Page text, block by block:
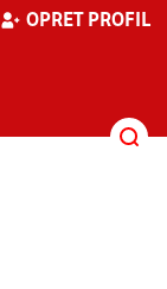
OPRET PROFIL